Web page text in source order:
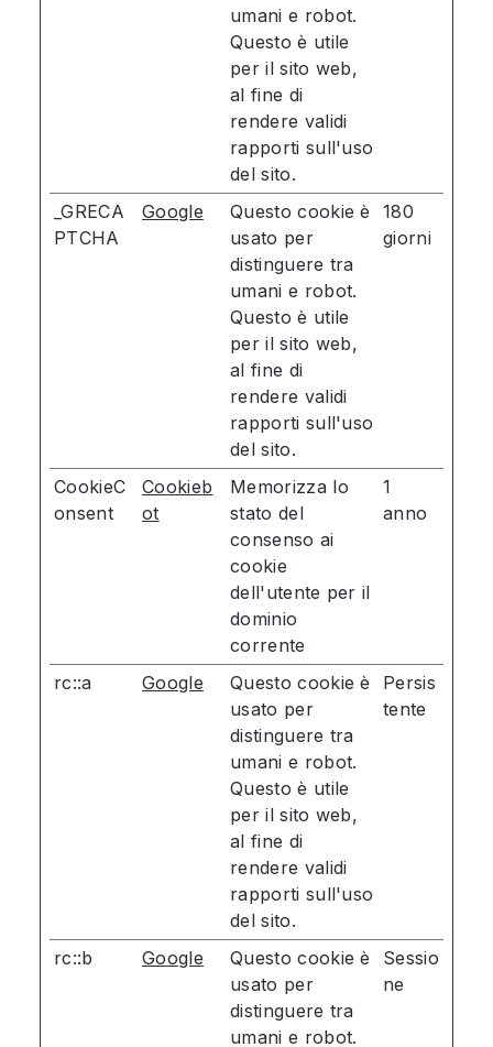
umani e robot.
Questo è utile
per il sito web,
al fine di
rendere validi
rapporti sull'uso
del sito.
_GRECA
PTCHA
Google
Questo cookie è
usato per
distinguere tra
umani e robot.
Questo è utile
per il sito web,
al fine di
rendere validi
rapporti sull'uso
del sito.
180
giorni
CookieC
onsent
Cookieb
ot
Memorizza lo
stato del
consenso ai
cookie
dell'utente per il
dominio
corrente
1
anno
rc::a Google
Questo cookie è
usato per
distinguere tra
umani e robot.
Questo è utile
per il sito web,
al fine di
rendere validi
rapporti sull'uso
del sito.
Persis
tente
rc::b Google
Questo cookie è
usato per
distinguere tra
umani e robot.
Sessio
ne